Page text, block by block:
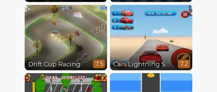
Drift Cup Racing 7.5 Cars Lightning Speed 7.2